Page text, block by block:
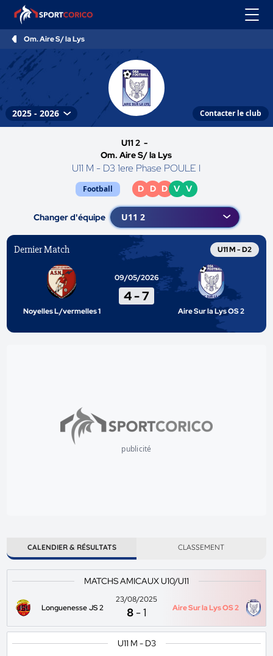
Om. Aire S/ la Lys
Contacter le club
U11 2 -
Om. Aire S/ la Lys
U11 M - D3 1ere Phase POULE I
Football D D D V V
Changer d'équipe
Dernier Match U11 M - D2
Noyelles L/vermelles 1
09/05/2026
4-7
Aire Sur la Lys OS 2
publicité
CALENDIER & RÉSULTATS CLASSEMENT
MATCHS AMICAUX U10/U11
Longuenesse JS 2
23/08/2025
8 -1 Aire Sur la Lys OS 2
U11 M - D3